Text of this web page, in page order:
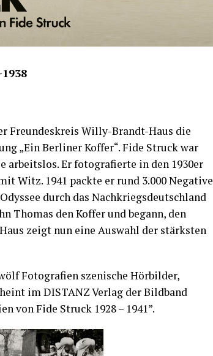
Freundeskreis Willy-Brandt-Haus die
„Ein Berliner Koffer“. Fide Struck war
Er fotografierte in den 1930er
Witz. 1941 packte er rund 3.000 Negative
durch das Nachkriegsdeutschland
Thomas den Koffer und begann, den
zeigt nun eine Auswahl der stärksten
Fotografien szenische Hörbilder,
im DISTANZ Verlag der Bildband
von Fide Struck 1928 – 1941”.